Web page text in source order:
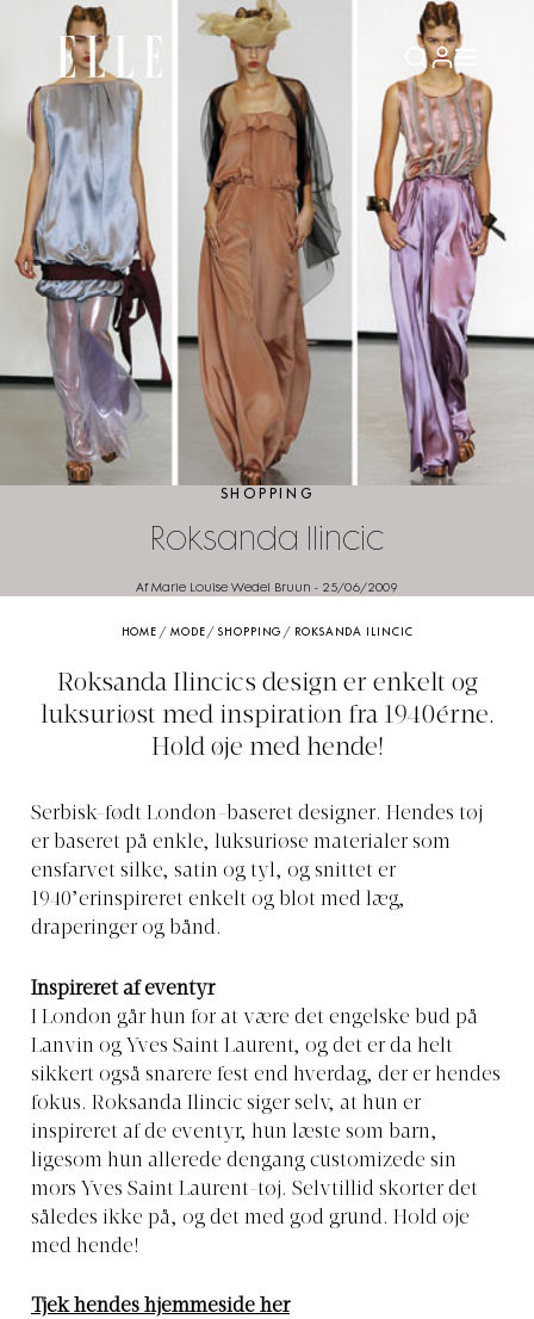
SHOPPING
Roksanda Ilincic
Af Marie Louise Wedel Bruun - 25/06/2009
HOME / MODE /SHOPPING / ROKSANDA ILINCIC
Roksanda Ilincics design er enkelt og
luksuriøst med inspiration fra 1940érne.
Hold øje med hende!
Serbisk-født London-baseret designer. Hendes tøj
er baseret på enkle, luksuriøse materialer som
ensfarvet silke, satin og tyl, og snittet er
1940’erinspireret enkelt og blot med læg,
draperinger og bånd.
Inspireret af eventyr
I London går hun for at være det engelske bud på
Lanvin og Yves Saint Laurent, og det er da helt
sikkert også snarere fest end hverdag, der er hendes
fokus. Roksanda Ilincic siger selv, at hun er
inspireret af de eventyr, hun læste som barn,
ligesom hun allerede dengang customizede sin
mors Yves Saint Laurent-tøj. Selvtillid skorter det
således ikke på, og det med god grund. Hold øje
med hende!
Tjek hendes hjemmeside her